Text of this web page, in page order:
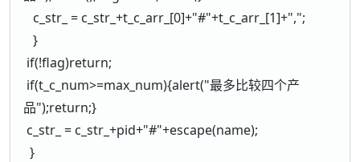
c_str_ = c_str_+t_c_arr_[0]+"#"+t_c_arr_[1]+",";
}
if(!flag)return;
if(t_c_num>=max_num){alert("最多比较四个产
品");return;}
c_str_ = c_str_+pid+"#"+escape(name);
}